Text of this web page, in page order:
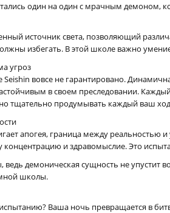
один на один с мрачным демоном,
источник света, позволяющий
избегать. В этой школе важно
угроз
вовсе не гарантировано.
в своем преследовании.
тщательно продумывать каждый ваш
апогея, граница между
концентрацию и здравомыслие. Это
ведь демоническая сущность не упустит
школы.
Ваша ночь превращается в